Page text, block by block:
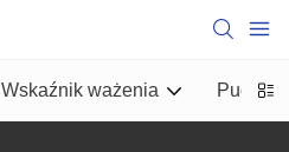
Wskaźnik ważenia